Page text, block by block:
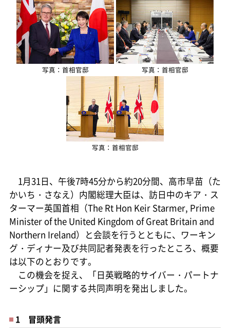
写真：首相官邸 写真：首相官邸
写真：首相官邸
1月31日、午後7時45分から約20分間、高市早苗（た
かいち・さなえ）内閣総理大臣は、訪日中のキア・ス
ターマー英国首相（The Rt Hon Keir Starmer, Prime
Minister of the United Kingdom of Great Britain and
Northern Ireland）と会談を行うとともに、ワーキン
グ・ディナー及び共同記者発表を行ったところ、概要
は以下のとおりです。
この機会を捉え、「日英戦略的サイバー・パートナ
ーシップ」に関する共同声明を発出しました。
1 冒頭発言